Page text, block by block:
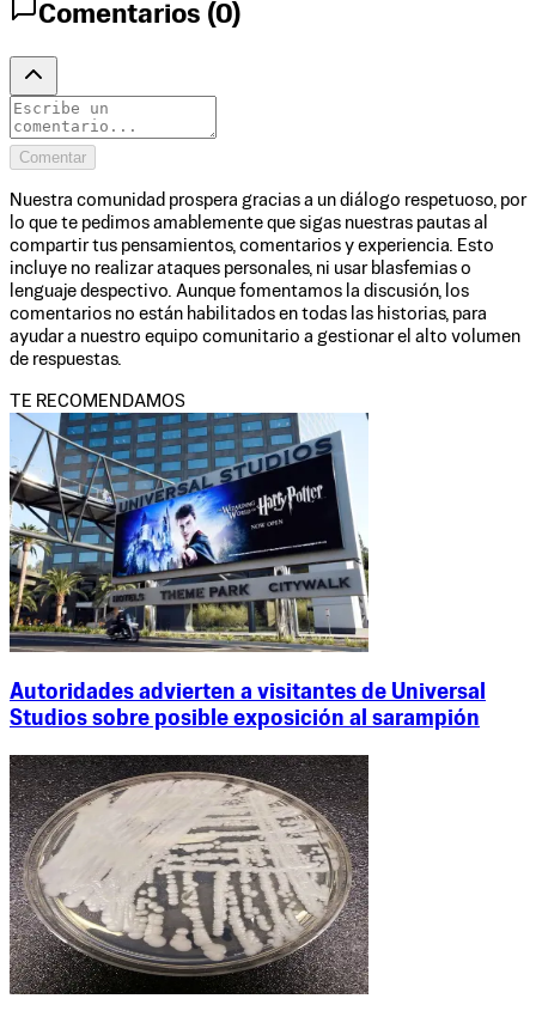
Comentarios (0)
Comentar
Nuestra comunidad prospera gracias a un diálogo respetuoso, por
lo que te pedimos amablemente que sigas nuestras pautas al
compartir tus pensamientos, comentarios y experiencia. Esto
incluye no realizar ataques personales, ni usar blasfemias o
lenguaje despectivo. Aunque fomentamos la discusión, los
comentarios no están habilitados en todas las historias, para
ayudar a nuestro equipo comunitario a gestionar el alto volumen
de respuestas.
TE RECOMENDAMOS
Autoridades advierten a visitantes de Universal
Studios sobre posible exposición al sarampión